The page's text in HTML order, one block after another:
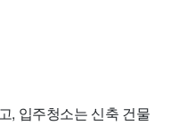
, 입주청소는 신축 건물